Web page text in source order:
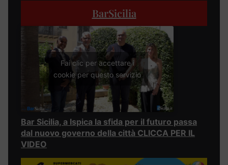
BarSicilia
Fai clic per accettare i
cookie per questo servizio
Bar Sicilia, a Ispica la sfida per il futuro passa
dal nuovo governo della città CLICCA PER IL
VIDEO